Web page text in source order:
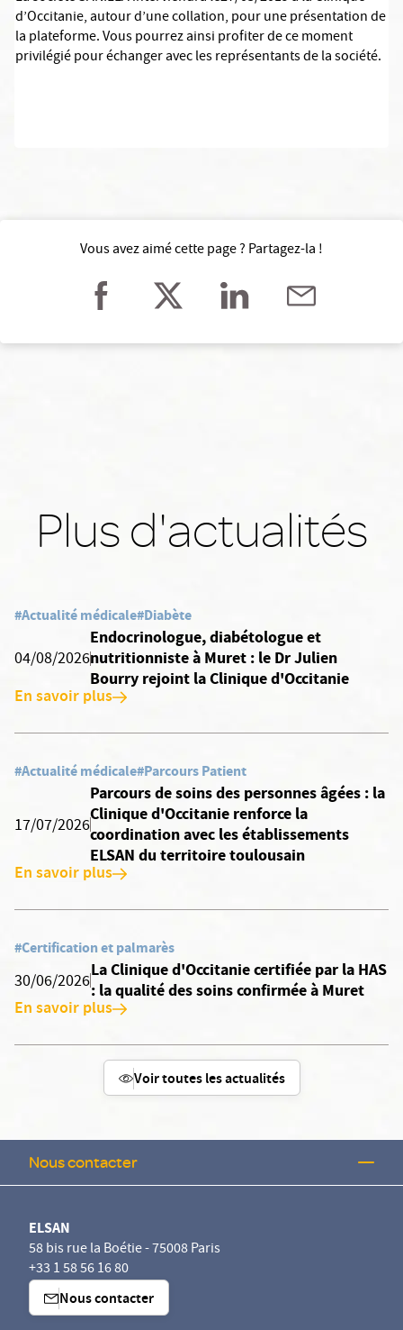
d’Occitanie, autour d’une collation, pour une présentation de
la plateforme. Vous pourrez ainsi profiter de ce moment
privilégié pour échanger avec les représentants de la société.
Vous avez aimé cette page ? Partagez-la !
Plus d'actualités
#Actualité médicale#Diabète
04/08/2026
Endocrinologue, diabétologue et
nutritionniste à Muret : le Dr Julien
Bourry rejoint la Clinique d'Occitanie
En savoir plus
#Actualité médicale#Parcours Patient
17/07/2026
Parcours de soins des personnes âgées : la
Clinique d'Occitanie renforce la
coordination avec les établissements
ELSAN du territoire toulousain
En savoir plus
#Certification et palmarès
30/06/2026
La Clinique d'Occitanie certifiée par la HAS
: la qualité des soins confirmée à Muret
En savoir plus
Voir toutes les actualités
Nous contacter
ELSAN
58 bis rue la Boétie - 75008 Paris
+33 1 58 56 16 80
Nous contacter